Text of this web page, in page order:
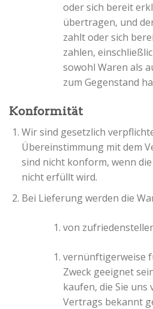
oder sich bereit
übertragen, und
zahlt oder sich
zahlen,
sowohl Waren als
zum Gegenstand
Konformität
Wir sind gesetzlich
Übereinstimmung mit dem
sind nicht konform, wenn
nicht erfüllt wird.
Bei Lieferung werden die
von
vernünftigerweise
Zweck geeignet
kaufen, die Sie uns
Vertrags bekannt